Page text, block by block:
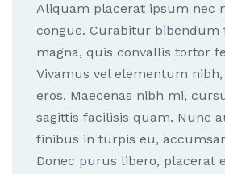
Aliquam placerat ipsum nec
congue. Curabitur
magna, quis convallis tortor
Vivamus vel elementum
eros. Maecenas nibh mi,
sagittis facilisis quam. Nunc
finibus in turpis eu,
Donec purus libero, placerat